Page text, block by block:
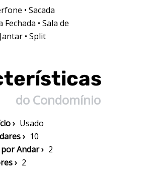
• Sacada
Fechada • Sala de
• Split
do Condomínio
› Usado
› 10
Andar › 2
› 2